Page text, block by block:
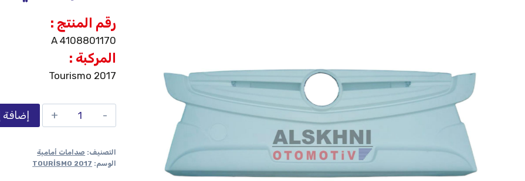
رقم المنتج :
A 4108801170
المركبة :
Tourismo 2017
إضافة
التصنيف: صدامات أمامية
الوسم: TOURİSMO 2017